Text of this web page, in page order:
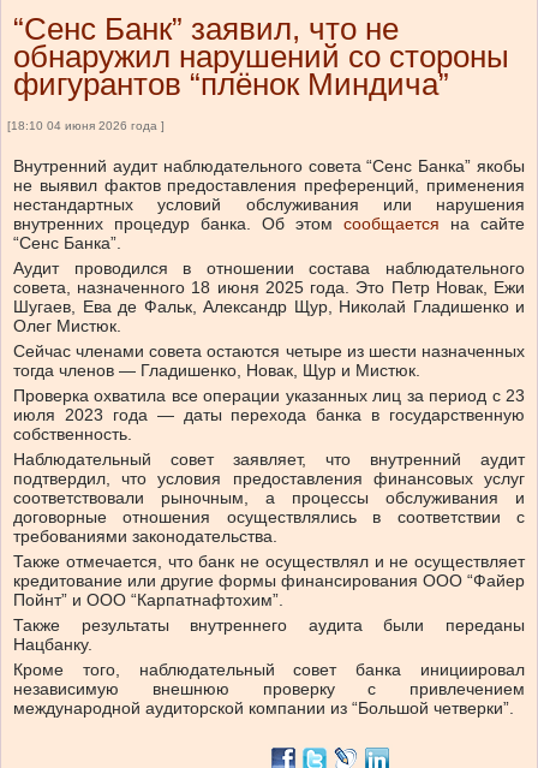
“Сенс Банк” заявил, что не
обнаружил нарушений со стороны
фигурантов “плёнок Миндича”
[18:10 04 июня 2026 года ]
Внутренний аудит наблюдательного совета “Сенс Банка” якобы
не выявил фактов предоставления преференций, применения
нестандартных условий обслуживания или нарушения
внутренних процедур банка.
Об этом сообщается
на сайте
“Сенс Банка”.
Аудит проводился в отношении состава наблюдательного
совета, назначенного 18 июня 2025 года. Это Петр Новак, Ежи
Шугаев, Ева де Фальк, Александр Щур, Николай Гладишенко и
Олег Мистюк.
Сейчас членами совета остаются четыре из шести назначенных
тогда членов — Гладишенко, Новак, Щур и Мистюк.
Проверка охватила все операции указанных лиц за период с 23
июля 2023 года — даты перехода банка в государственную
собственность.
Наблюдательный совет заявляет, что внутренний аудит
подтвердил, что условия предоставления финансовых услуг
соответствовали рыночным, а процессы обслуживания и
договорные отношения осуществлялись в соответствии с
требованиями законодательства.
Также отмечается, что банк не осуществлял и не осуществляет
кредитование или другие формы финансирования ООО “Файер
Пойнт” и ООО “Карпатнафтохим”.
Также результаты внутреннего аудита были переданы
Нацбанку.
Кроме того, наблюдательный совет банка инициировал
независимую внешнюю проверку с привлечением
международной аудиторской компании из “Большой четверки”.